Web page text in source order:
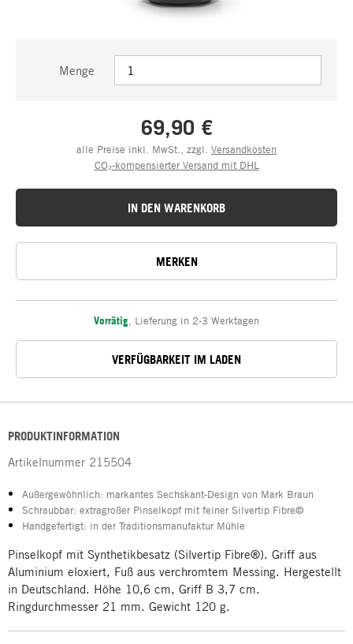
Menge
69,90 €
alle Preise inkl. MwSt., zzgl. Versandkosten
CO₂-kompensierter Versand mit DHL
IN DEN WARENKORB
MERKEN
Vorrätig Lieferung in 2-3 Werktagen
VERFÜGBARKEIT IM LADEN
PRODUKTINFORMATION
Artikelnummer 215504
Außergewöhnlich: markantes Sechskant-Design von Mark Braun
Schraubbar: extragroßer Pinselkopf mit feiner Silvertip Fibre©
Handgefertigt: in der Traditionsmanufaktur Mühle
Pinselkopf mit Synthetikbesatz (Silvertip Fibre®). Griff aus
Aluminium eloxiert, Fuß aus verchromtem Messing. Hergestellt
in Deutschland. Höhe 10,6 cm, Griff B 3,7 cm.
Ringdurchmesser 21 mm. Gewicht 120 g.